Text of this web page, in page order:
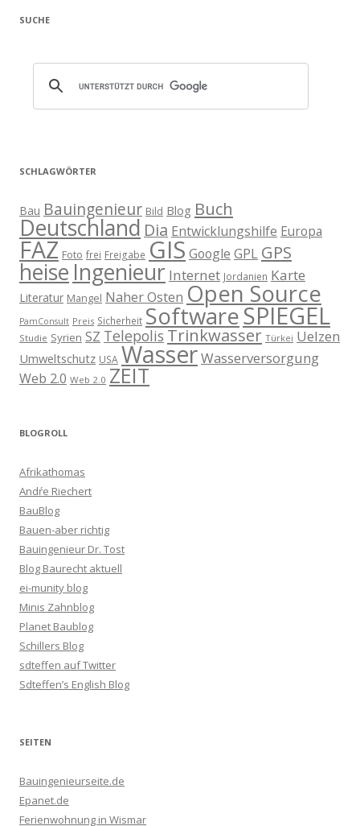
SUCHE
SCHLAGWÖRTER
Bau Bauingenieur Bild Blog Buch
Deutschland Dia Entwicklungshilfe Europa
FAZ Foto frei Freigabe GIS Google GPL GPS
heise Ingenieur Internet Jordanien Karte
Literatur Mangel Naher Osten Open Source
PamConsult Preis Sicherheit SoftwareSPIEGEL
Studie Syrien SZ Telepolis Trinkwasser Türkei Uelzen
Umweltschutz USA WasserWasserversorgung
Web 2.0 Web 2.0 ZEIT
BLOGROLL
Afrikathomas
Andŕe Riechert
BauBlog
Bauen-aber richtig
Bauingenieur Dr. Tost
Blog Baurecht aktuell
ei-munity blog
Minis Zahnblog
Planet Baublog
Schillers Blog
sdteffen auf Twitter
Sdteffen’s English Blog
SEITEN
Bauingenieurseite.de
Epanet.de
Ferienwohnung in Wismar